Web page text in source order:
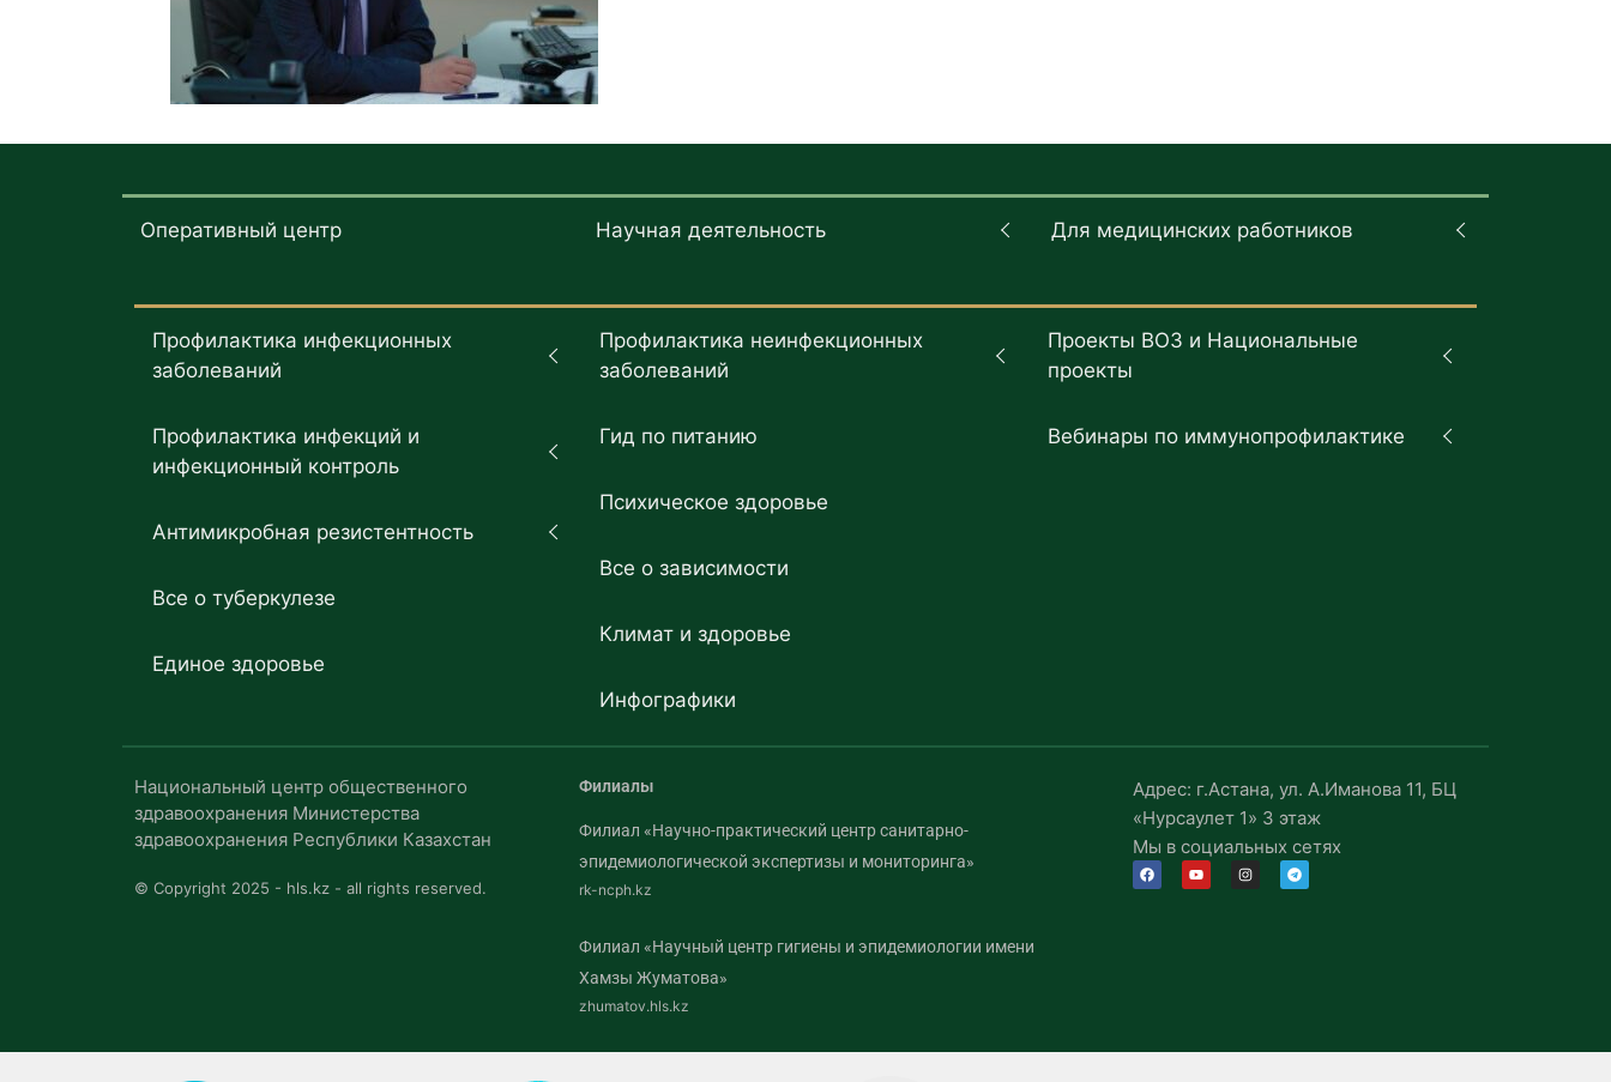
Оперативный центр Научная деятельность Для медицинских работников
Профилактика инфекционных
заболеваний
Профилактика инфекций и
инфекционный контроль
Антимикробная резистентность
Все о туберкулезе
Единое здоровье
Профилактика неинфекционных
заболеваний
Гид по питанию
Психическое здоровье
Все о зависимости
Климат и здоровье
Инфографики
Проекты ВОЗ и Национальные
проекты
Вебинары по иммунопрофилактике
Национальный центр общественного
здравоохранения Министерства
здравоохранения Республики Казахстан
© Copyright 2025 - hls.kz - all rights reserved.
Филиалы
Филиал «Научно-практический центр санитарно-
эпидемиологической экспертизы и мониторинга»
rk-ncph.kz
Филиал «Научный центр гигиены и эпидемиологии имени
Хамзы Жуматова»
zhumatov.hls.kz
Адрес: г.Астана, ул. А.Иманова 11, БЦ
«Нурсаулет 1» 3 этаж
Мы в социальных сетях